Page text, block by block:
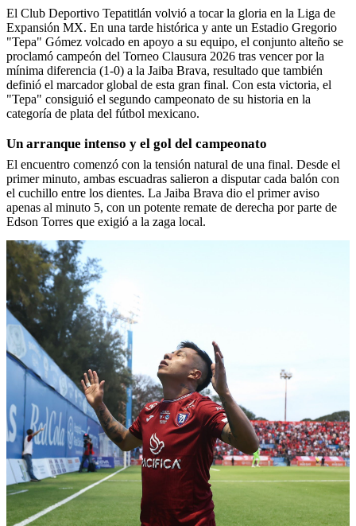
El Club Deportivo Tepatitlán volvió a tocar la gloria en la Liga de
Expansión MX. En una tarde histórica y ante un Estadio Gregorio
"Tepa" Gómez volcado en apoyo a su equipo, el conjunto alteño se
proclamó campeón del Torneo Clausura 2026 tras vencer por la
mínima diferencia (1-0) a la Jaiba Brava, resultado que también
definió el marcador global de esta gran final. Con esta victoria, el
"Tepa" consiguió el segundo campeonato de su historia en la
categoría de plata del fútbol mexicano.
Un arranque intenso y el gol del campeonato
El encuentro comenzó con la tensión natural de una final. Desde el
primer minuto, ambas escuadras salieron a disputar cada balón con
el cuchillo entre los dientes. La Jaiba Brava dio el primer aviso
apenas al minuto 5, con un potente remate de derecha por parte de
Edson Torres que exigió a la zaga local.